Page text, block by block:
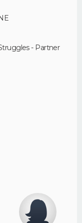
- Partner